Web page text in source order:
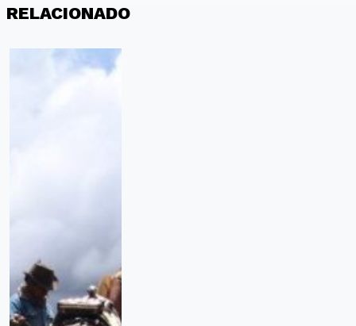
RELACIONADO